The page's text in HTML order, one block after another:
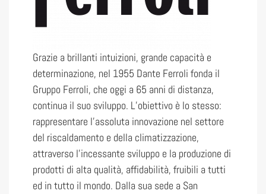
Grazie a brillanti intuizioni, grande capacità e
determinazione, nel 1955 Dante Ferroli fonda il
Gruppo Ferroli, che oggi a 65 anni di distanza,
continua il suo sviluppo. L’obiettivo è lo stesso:
rappresentare l’assoluta innovazione nel settore
del riscaldamento e della climatizzazione,
attraverso l’incessante sviluppo e la produzione di
prodotti di alta qualità, affidabilità, fruibili a tutti
ed in tutto il mondo. Dalla sua sede a San